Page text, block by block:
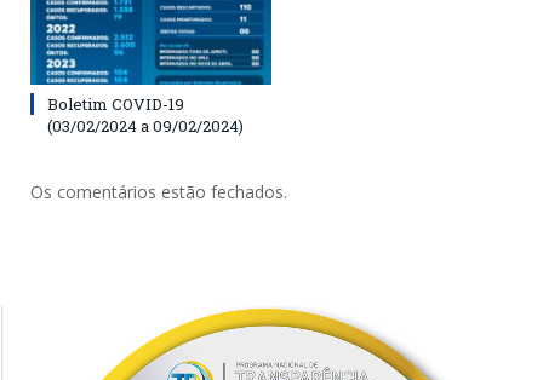
Boletim COVID-19
(03/02/2024 a 09/02/2024)
Os comentários estão fechados.